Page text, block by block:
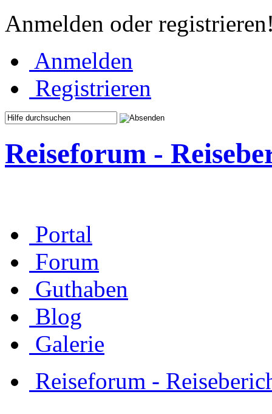
Anmelden oder
Anmelden
Registrieren
Reiseforum -
Portal
Forum
Guthaben
Blog
Galerie
Reiseforum -